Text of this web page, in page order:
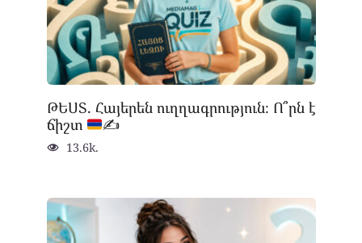
ԹԵՍՏ. Հայերեն ուղղագրություն։ Ո՞րն է
ճիշտ
✍
13.6k.